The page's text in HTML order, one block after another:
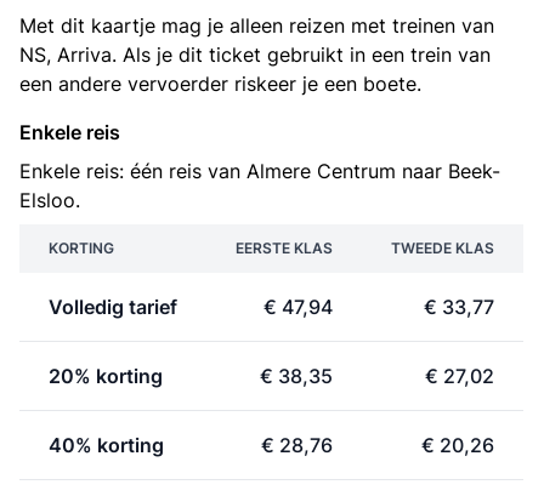
Met dit kaartje mag je alleen reizen met treinen van
NS, Arriva. Als je dit ticket gebruikt in een trein van
een andere vervoerder riskeer je een boete.
Enkele reis
Enkele reis: één reis van Almere Centrum naar Beek-
Elsloo.
KORTING EERSTE KLAS TWEEDE KLAS
Volledig tarief € 47,94 € 33,77
20% korting € 38,35 € 27,02
40% korting € 28,76 € 20,26